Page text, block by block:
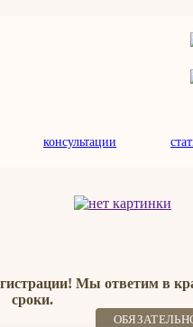
консультации
Мы ответим в
сроки.